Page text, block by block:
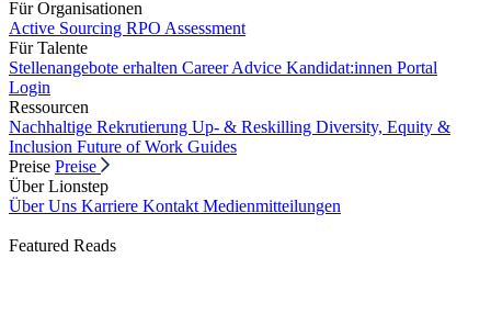
Für Organisationen
Active Sourcing RPO Assessment
Für Talente
Stellenangebote erhalten Career Advice Kandidat:innen Portal
Login
Ressourcen
Nachhaltige Rekrutierung Up- & Reskilling Diversity, Equity &
Inclusion Future of Work Guides
Preise Preise
Über Lionstep
Über Uns Karriere Kontakt Medienmitteilungen
Featured Reads